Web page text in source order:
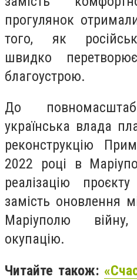
прогулянок
того, як
швидко
благоустрою.
До
українська влада
реконструкцію
2022 році в
реалізацію
замість оновлення
Маріуполю
окупацію.
Читайте також: